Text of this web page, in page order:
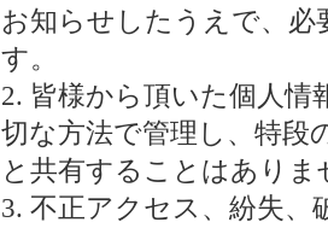
お知らせしたうえで、
す。
2. 皆様から頂いた個人情
切な方法で管理し、特段
と共有することはありま
3. 不正アクセス、紛失